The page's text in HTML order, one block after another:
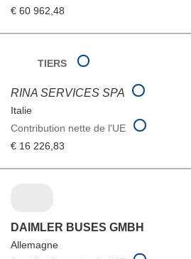
€ 60 962,48
TIERS
RINA SERVICES SPA
Italie
Contribution nette de l'UE
€ 16 226,83
DAIMLER BUSES GMBH
Allemagne